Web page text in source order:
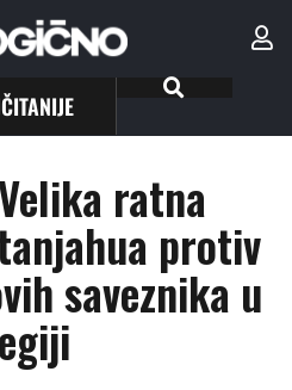
ratna
protiv
saveznika u